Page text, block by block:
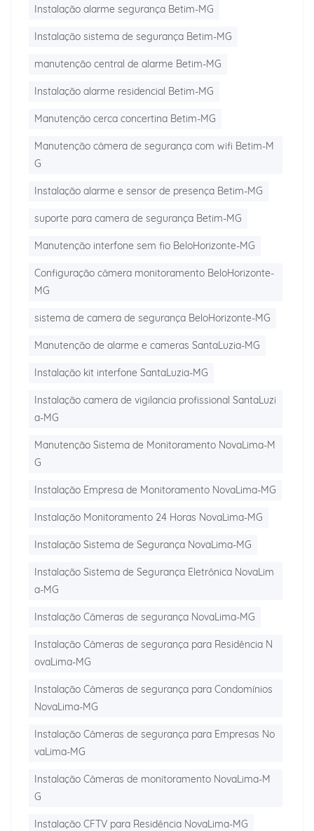
Instalação alarme segurança Betim-MG
Instalação sistema de segurança Betim-MG
manutenção central de alarme Betim-MG
Instalação alarme residencial Betim-MG
Manutenção cerca concertina Betim-MG
Manutenção câmera de segurança com wifi Betim-M
G
Instalação alarme e sensor de presença Betim-MG
suporte para camera de segurança Betim-MG
Manutenção interfone sem fio BeloHorizonte-MG
Configuração câmera monitoramento BeloHorizonte-
MG
sistema de camera de segurança BeloHorizonte-MG
Manutenção de alarme e cameras SantaLuzia-MG
Instalação kit interfone SantaLuzia-MG
Instalação camera de vigilancia profissional SantaLuzi
a-MG
Manutenção Sistema de Monitoramento NovaLima-M
G
Instalação Empresa de Monitoramento NovaLima-MG
Instalação Monitoramento 24 Horas NovaLima-MG
Instalação Sistema de Segurança NovaLima-MG
Instalação Sistema de Segurança Eletrônica NovaLim
a-MG
Instalação Câmeras de segurança NovaLima-MG
Instalação Câmeras de segurança para Residência N
ovaLima-MG
Instalação Câmeras de segurança para Condomínios
NovaLima-MG
Instalação Câmeras de segurança para Empresas No
vaLima-MG
Instalação Câmeras de monitoramento NovaLima-M
G
Instalação CFTV para Residência NovaLima-MG